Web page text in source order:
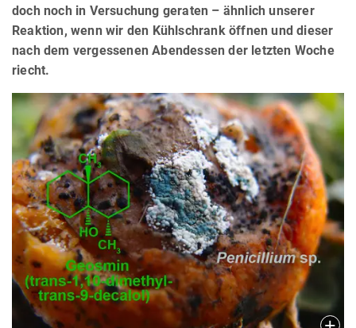
doch noch in Versuchung geraten – ähnlich unserer
Reaktion, wenn wir den Kühlschrank öffnen und dieser
nach dem vergessenen Abendessen der letzten Woche
riecht.